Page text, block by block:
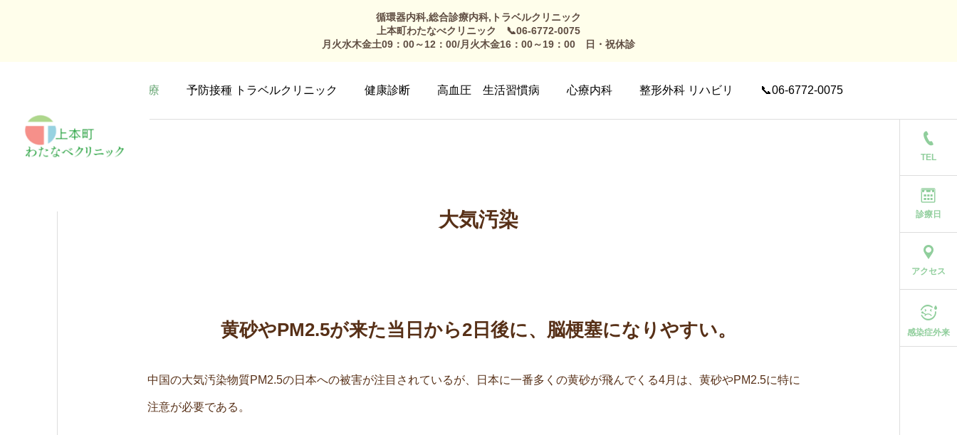
循環器内科,総合診療内科,トラベルクリニック
上本町わたなべクリニック 📞06-6772-0075
月火水木金土09：00～12：00/月火木金16：00～19：00 日・祝休診
総合診療 予防接種 トラベルクリニック 健康診断 高血圧 生活習慣病 心療内科 整形外科 リハビリ 📞06-6772-0075
TEL
診療日
アクセス

感染症外来
大気汚染
黄砂やPM2.5が来た当日から2日後に、脳梗塞になりやすい。
中国の大気汚染物質PM2.5の日本への被害が注目されているが、日本に一番多くの黄砂が飛んでくる4月は、黄砂やPM2.5に特に
注意が必要である。